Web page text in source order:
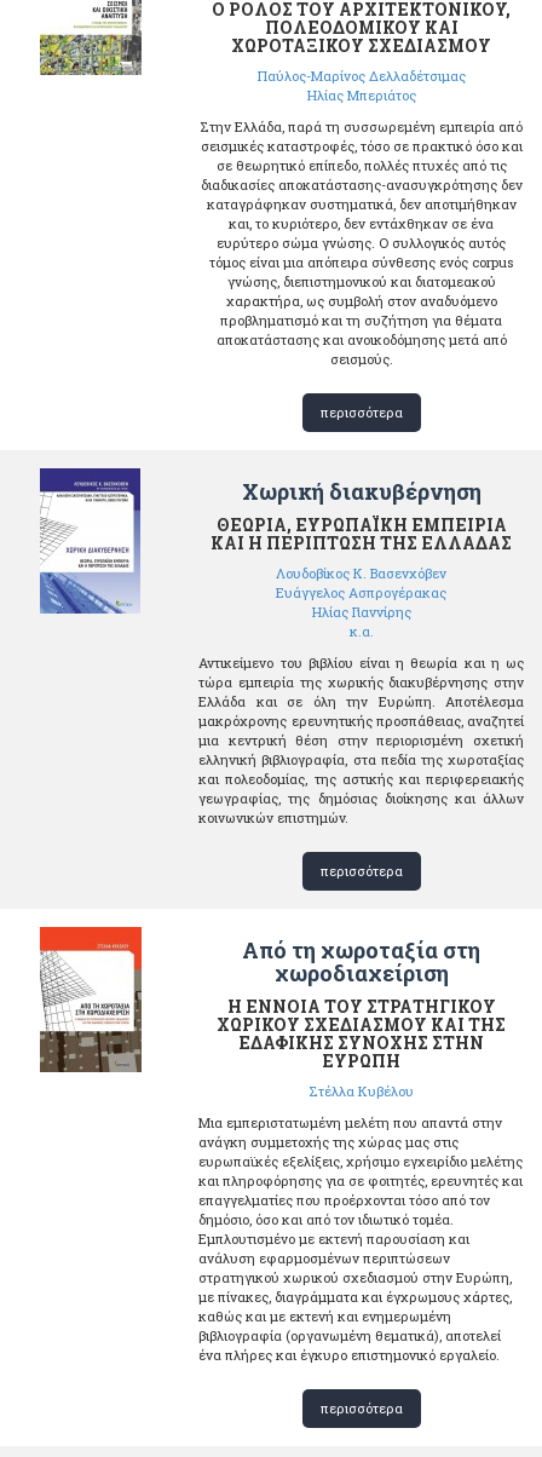
Ο ΡΟΛΟΣ ΤΟΥ ΑΡΧΙΤΕΚΤΟΝΙΚΟΥ,
ΠΟΛΕΟΔΟΜΙΚΟΥ ΚΑΙ
ΧΩΡΟΤΑΞΙΚΟΥ ΣΧΕΔΙΑΣΜΟΥ
Παύλος-Μαρίνος Δελλαδέτσιμας
Ηλίας Μπεριάτος
Στην Ελλάδα, παρά τη συσσωρεμένη εμπειρία από
σεισμικές καταστροφές, τόσο σε πρακτικό όσο και
σε θεωρητικό επίπεδο, πολλές πτυχές από τις
διαδικασίες αποκατάστασης-ανασυγκρότησης δεν
καταγράφηκαν συστηματικά, δεν αποτιμήθηκαν
και, το κυριότερο, δεν εντάχθηκαν σε ένα
ευρύτερο σώμα γνώσης. Ο συλλογικός αυτός
τόμος είναι μια απόπειρα σύνθεσης ενός corpus
γνώσης, διεπιστημονικού και διατομεακού
χαρακτήρα, ως συμβολή στον αναδυόμενο
προβληματισμό και τη συζήτηση για θέματα
αποκατάστασης και ανοικοδόμησης μετά από
σεισμούς.
περισσότερα
Χωρική διακυβέρνηση
ΘΕΩΡΙΑ, ΕΥΡΩΠΑΪΚΗ ΕΜΠΕΙΡΙΑ
ΚΑΙ Η ΠΕΡΙΠΤΩΣΗ ΤΗΣ ΕΛΛΑΔΑΣ
Λουδοβίκος Κ. Βασενχόβεν
Ευάγγελος Ασπρογέρακας
Ηλίας Γιαννίρης
κ.α.
Αντικείμενο του βιβλίου είναι η θεωρία και η ως
τώρα εμπειρία της χωρικής διακυβέρνησης στην
Ελλάδα και σε όλη την Ευρώπη. Αποτέλεσμα
μακρόχρονης ερευνητικής προσπάθειας, αναζητεί
μια κεντρική θέση στην περιορισμένη σχετική
ελληνική βιβλιογραφία, στα πεδία της χωροταξίας
και πολεοδομίας, της αστικής και περιφερειακής
γεωγραφίας, της δημόσιας διοίκησης και άλλων
κοινωνικών επιστημών.
περισσότερα
Από τη χωροταξία στη
χωροδιαχείριση
Η ΕΝΝΟΙΑ ΤΟΥ ΣΤΡΑΤΗΓΙΚΟΥ
ΧΩΡΙΚΟΥ ΣΧΕΔΙΑΣΜΟΥ ΚΑΙ ΤΗΣ
ΕΔΑΦΙΚΗΣ ΣΥΝΟΧΗΣ ΣΤΗΝ
ΕΥΡΩΠΗ
Στέλλα Κυβέλου
Μια εμπεριστατωμένη μελέτη που απαντά στην
ανάγκη συμμετοχής της χώρας μας στις
ευρωπαϊκές εξελίξεις, χρήσιμο εγχειρίδιο μελέτης
και πληροφόρησης για σε φοιτητές, ερευνητές και
επαγγελματίες που προέρχονται τόσο από τον
δημόσιο, όσο και από τον ιδιωτικό τομέα.
Εμπλουτισμένο με εκτενή παρουσίαση και
ανάλυση εφαρμοσμένων περιπτώσεων
στρατηγικού χωρικού σχεδιασμού στην Ευρώπη,
με πίνακες, διαγράμματα και έγχρωμους χάρτες,
καθώς και με εκτενή και ενημερωμένη
βιβλιογραφία (οργανωμένη θεματικά), αποτελεί
ένα πλήρες και έγκυρο επιστημονικό εργαλείο.
περισσότερα